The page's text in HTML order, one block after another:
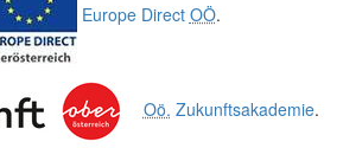
Europe Direct OÖ.
Oö. Zukunftsakademie.